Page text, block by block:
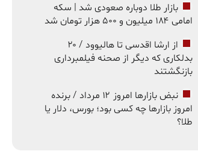
بازار طلا دوباره صعودی شد | سکه
امامی ۱۸۴ میلیون و ۵۰۰ هزار تومان شد
از ارشا اقدسی تا هالیوود / ۲۰
بدلکاری که دیگر از صحنه فیلمبرداری
بازنگشتند
نبض بازارها امروز ۱۲ مرداد / برنده
امروز بازارها چه کسی بود؛ بورس، دلار یا
طلا؟